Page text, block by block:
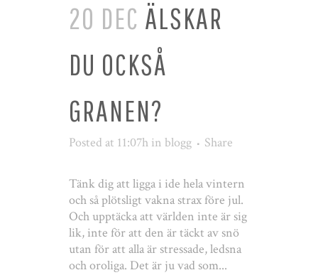
20 DEC ÄLSKAR
DU OCKSÅ
GRANEN?
Posted at 11:07h in blogg Share
Tänk dig att ligga i ide hela vintern
och så plötsligt vakna strax före jul.
Och upptäcka att världen inte är sig
lik, inte för att den är täckt av snö
utan för att alla är stressade, ledsna
och oroliga. Det är ju vad som...